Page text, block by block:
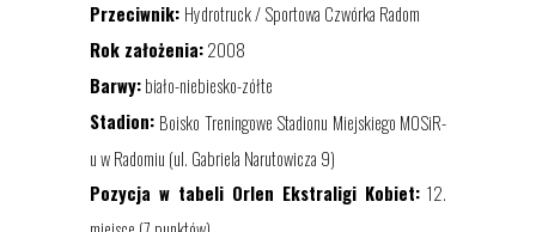
Przeciwnik: Hydrotruck / Sportowa Czwórka Radom
Rok założenia:2008
Barwy:biało-niebiesko-zółte
Stadion: Boisko Treningowe Stadionu Miejskiego MOSiR-
u w Radomiu (ul. Gabriela Narutowicza 9)
Pozycja w tabeli Orlen Ekstraligi Kobiet: 12.